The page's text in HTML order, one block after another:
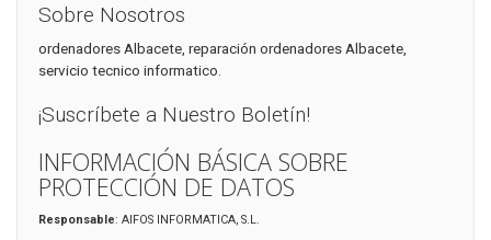
Sobre Nosotros
ordenadores Albacete, reparación ordenadores Albacete,
servicio tecnico informatico.
¡Suscríbete a Nuestro Boletín!
INFORMACIÓN BÁSICA SOBRE
PROTECCIÓN DE DATOS
Responsable: AIFOS INFORMATICA, S.L.